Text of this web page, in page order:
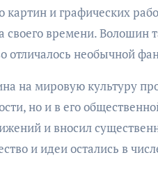
картин и графических
своего времени.
отличалось необычной
на мировую культуру
но и в его
и вносил
и идеи остались в